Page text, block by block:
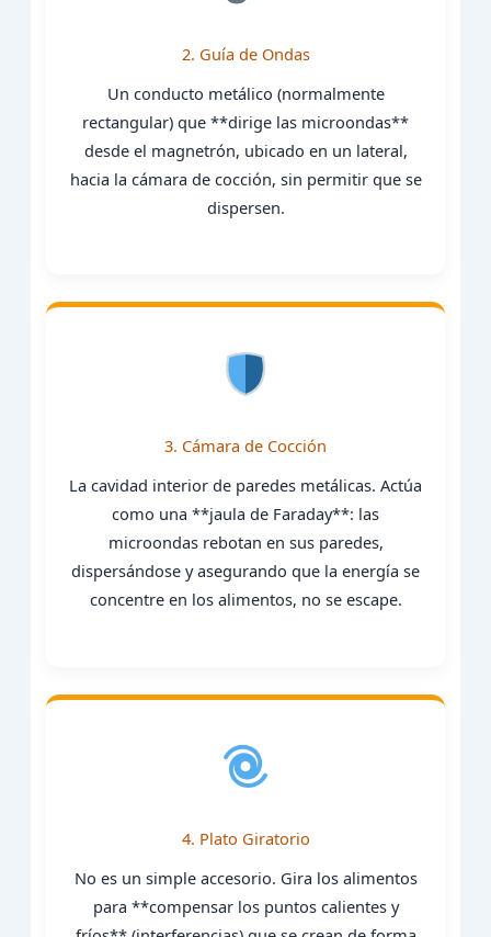
2. Guía de Ondas
Un conducto metálico (normalmente
rectangular) que **dirige las microondas**
desde el magnetrón, ubicado en un lateral,
hacia la cámara de cocción, sin permitir que se
dispersen.
3. Cámara de Cocción
La cavidad interior de paredes metálicas. Actúa
como una **jaula de Faraday**: las
microondas rebotan en sus paredes,
dispersándose y asegurando que la energía se
concentre en los alimentos, no se escape.
4. Plato Giratorio
No es un simple accesorio. Gira los alimentos
para **compensar los puntos calientes y